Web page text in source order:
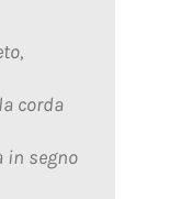
corda
in segno